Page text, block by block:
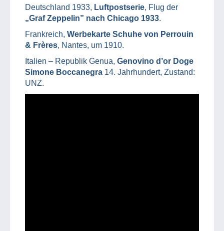
Deutschland 1933, Luftpostserie, Flug der
„Graf Zeppelin” nach Chicago 1933.
Frankreich, Werbekarte Schuhe von Perrouin
& Frères, Nantes, um 1910.
Italien – Republik Genua, Genovino d’or Doge
Simone Boccanegra 14. Jahrhundert, Zustand:
UNZ.